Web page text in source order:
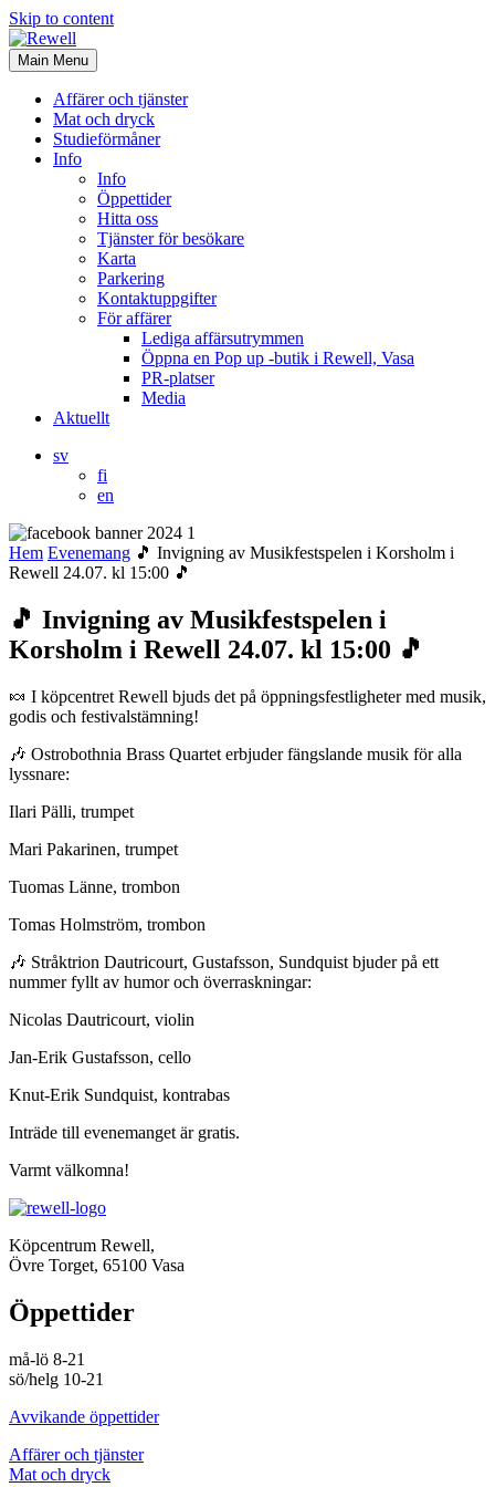
Skip to content
Main Menu
Affärer och tjänster
Mat och dryck
Studieförmåner
Info
Info
Öppettider
Hitta oss
Tjänster för besökare
Karta
Parkering
Kontaktuppgifter
För affärer
Lediga affärsutrymmen
Öppna en Pop up -butik i Rewell, Vasa
PR-platser
Media
Aktuellt
sv
fi
en
Hem Evenemang 🎵 Invigning av Musikfestspelen i Korsholm i
Rewell 24.07. kl 15:00 🎵
🎵 Invigning av Musikfestspelen i
Korsholm i Rewell 24.07. kl 15:00 🎵
🍬 I köpcentret Rewell bjuds det på öppningsfestligheter med musik,
godis och festivalstämning!
🎶 Ostrobothnia Brass Quartet erbjuder fängslande musik för alla
lyssnare:
Ilari Pälli, trumpet
Mari Pakarinen, trumpet
Tuomas Länne, trombon
Tomas Holmström, trombon
🎶 Stråktrion Dautricourt, Gustafsson, Sundquist bjuder på ett
nummer fyllt av humor och överraskningar:
Nicolas Dautricourt, violin
Jan-Erik Gustafsson, cello
Knut-Erik Sundquist, kontrabas
Inträde till evenemanget är gratis.
Varmt välkomna!
Köpcentrum Rewell,
Övre Torget, 65100 Vasa
Öppettider
må-lö 8-21
sö/helg 10-21
Avvikande öppettider
Affärer och tjänster
Mat och dryck